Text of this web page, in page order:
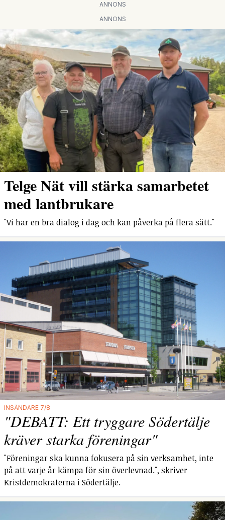
ANNONS
ANNONS
Telge Nät vill stärka samarbetet
med lantbrukare
"Vi har en bra dialog i dag och kan påverka på flera sätt."
INSÄNDARE 7/8
"DEBATT: Ett tryggare Södertälje
kräver starka föreningar"
"Föreningar ska kunna fokusera på sin verksamhet, inte
på att varje år kämpa för sin överlevnad.", skriver
Kristdemokraterna i Södertälje.